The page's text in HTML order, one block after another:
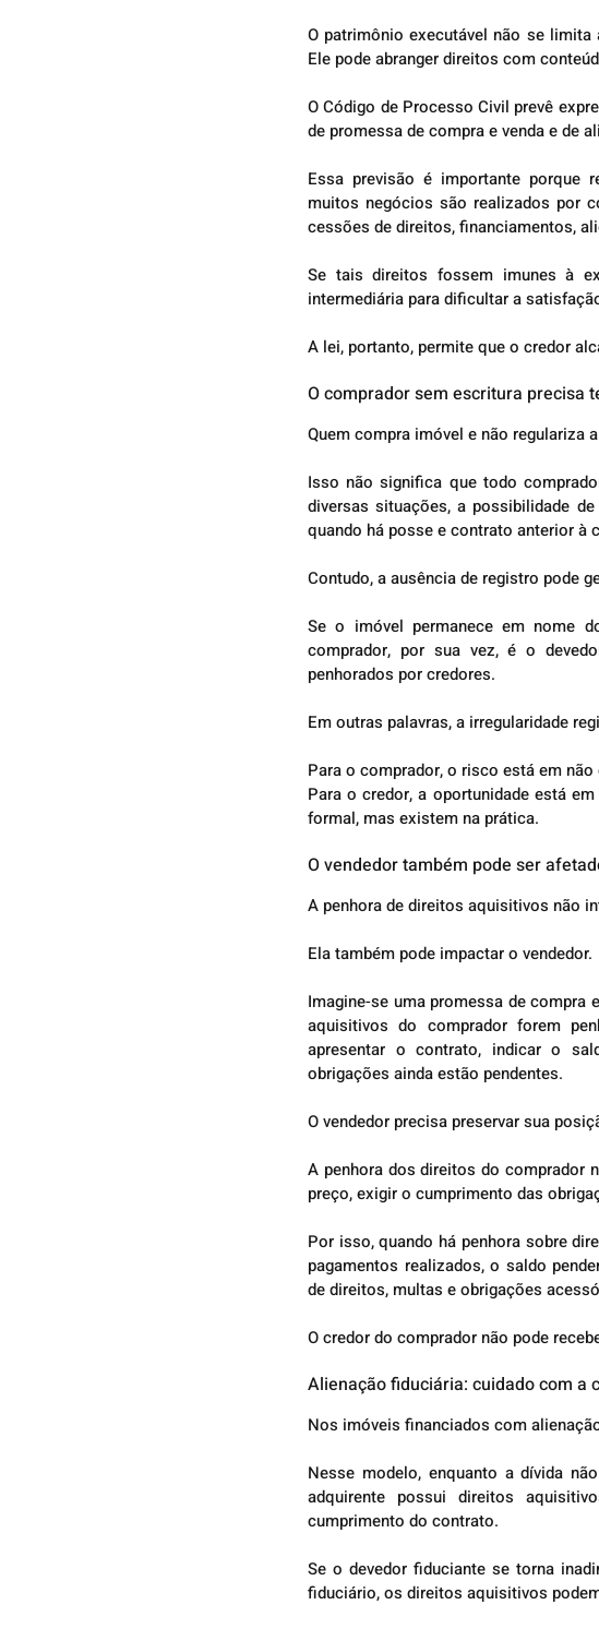
O patrimônio executável não se
Ele pode abranger direitos com
O Código de Processo Civil prevê
de promessa de compra e venda e de
Essa previsão é importante porque
muitos negócios são realizados por
cessões de direitos, financiamentos,
Se tais direitos fossem imunes à
intermediária para dificultar a
A lei, portanto, permite que o credor
O comprador sem escritura precisa
Quem compra imóvel e não regulariza
Isso não significa que todo
diversas situações, a possibilidade
quando há posse e contrato anterior à
Contudo, a ausência de registro pode
Se o imóvel permanece em nome
comprador, por sua vez, é o
penhorados por credores.
Em outras palavras, a irregularidade
Para o comprador, o risco está em
Para o credor, a oportunidade está
formal, mas existem na prática.
O vendedor também pode ser
A penhora de direitos aquisitivos não
Ela também pode impactar o vendedor.
Imagine-se uma promessa de compra
aquisitivos do comprador forem
apresentar o contrato, indicar o
obrigações ainda estão pendentes.
O vendedor precisa preservar sua
A penhora dos direitos do comprador
preço, exigir o cumprimento das
Por isso, quando há penhora sobre
pagamentos realizados, o saldo
de direitos, multas e obrigações
O credor do comprador não pode
Alienação fiduciária: cuidado com a
Nos imóveis financiados com
Nesse modelo, enquanto a dívida
adquirente possui direitos
cumprimento do contrato.
Se o devedor fiduciante se torna
fiduciário, os direitos aquisitivos